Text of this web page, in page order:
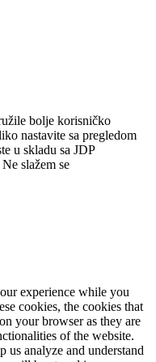
bolje korisničko
nastavite sa pregledom
u skladu sa JDP
Ne slažem se
experience while you
cookies, the cookies that
your browser as they are
of the website.
us analyze and understand